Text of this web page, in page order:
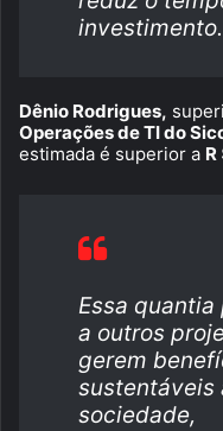
investimento.
Dênio Rodrigues,
Operações de TI do
estimada é superior a R
Essa
a outros
gerem
sustentáveis
sociedade,